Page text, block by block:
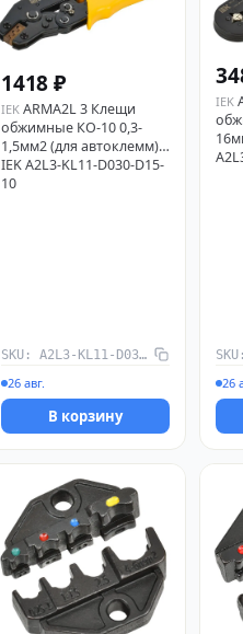
1418 ₽
IEK ARMA2L 3 Клещи
обжимные КО-10 0,3-
1,5мм2 (для автоклемм)
IEK A2L3-KL11-D030-D15-
10
SKU: A2L3-KL11-D030-D15-10
26 авг.
В корзину
IEK
26